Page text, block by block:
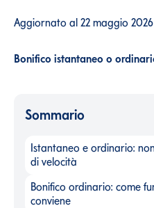
Aggiornato al 22 maggio 2026
Bonifico istantaneo o
Sommario
Istantaneo e ordinario:
Istantaneo e ordinario:
di velocità
Bonifico ordinario: come
Bonifico ordinario: come
conviene